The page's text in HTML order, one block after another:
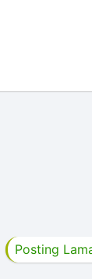
Posting